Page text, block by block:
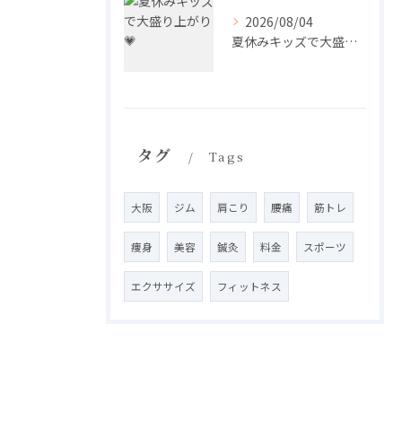
2026/08/04
夏休みキッズで大盛り上がり💗
タグ Tags
大阪 ジム 肩こり 腰痛 筋トレ
痩身 美容 鍼灸 料金 スポーツ
エクササイズ フィットネス